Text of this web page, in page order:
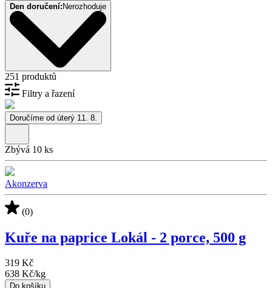
Den doručení: Nerozhoduje
251 produktů
Filtry a řazení
Doručíme od úterý 11. 8.
Zbývá 10 ks
Akonzerva
(0)
Kuře na paprice Lokál - 2 porce, 500 g
319 Kč
638 Kč/kg
Do košíku